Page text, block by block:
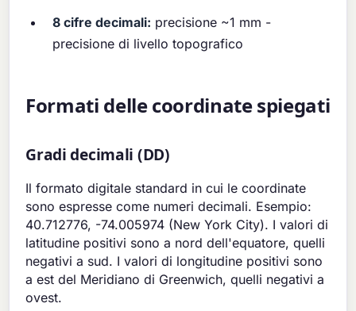
8 cifre decimali: precisione ~1 mm -
precisione di livello topografico
Formati delle coordinate spiegati
Gradi decimali (DD)
Il formato digitale standard in cui le coordinate
sono espresse come numeri decimali. Esempio:
40.712776, -74.005974 (New York City). I valori di
latitudine positivi sono a nord dell'equatore, quelli
negativi a sud. I valori di longitudine positivi sono
a est del Meridiano di Greenwich, quelli negativi a
ovest.